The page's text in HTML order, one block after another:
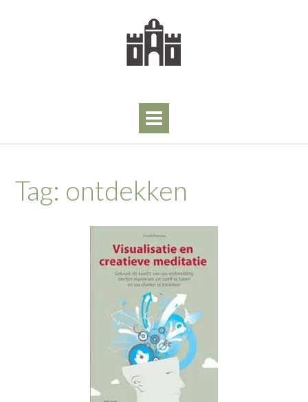
Tag: ontdekken